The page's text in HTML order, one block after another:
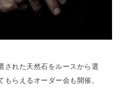
された天然石をルースから選
らえるオーダー会も開催。